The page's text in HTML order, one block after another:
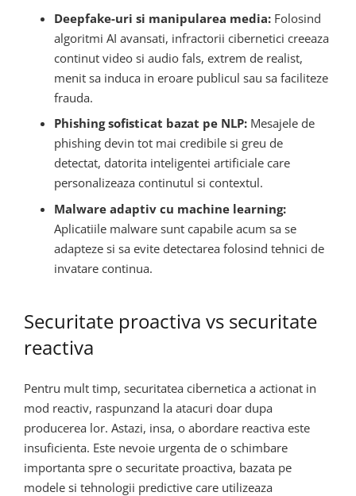
Deepfake-uri si manipularea media:Folosind
algoritmi AI avansati, infractorii cibernetici creeaza
continut video si audio fals, extrem de realist,
menit sa induca in eroare publicul sau sa faciliteze
frauda.
Phishing sofisticat bazat pe NLP:Mesajele de
phishing devin tot mai credibile si greu de
detectat, datorita inteligentei artificiale care
personalizeaza continutul si contextul.
Malware adaptiv cu machine learning:
Aplicatiile malware sunt capabile acum sa se
adapteze si sa evite detectarea folosind tehnici de
invatare continua.
Securitate proactiva vs securitate
reactiva
Pentru mult timp, securitatea cibernetica a actionat in
mod reactiv, raspunzand la atacuri doar dupa
producerea lor. Astazi, insa, o abordare reactiva este
insuficienta. Este nevoie urgenta de o schimbare
importanta spre o securitate proactiva, bazata pe
modele si tehnologii predictive care utilizeaza